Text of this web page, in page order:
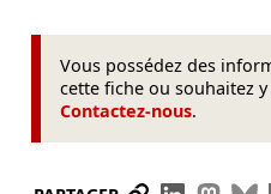
Vous possédez des
cette fiche ou souhaitez
Contactez-nous.